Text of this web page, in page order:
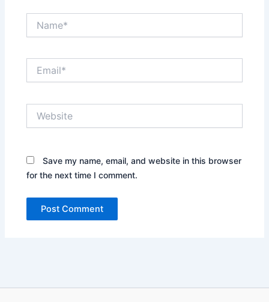
Save my name, email, and website in this browser
for the next time I comment.